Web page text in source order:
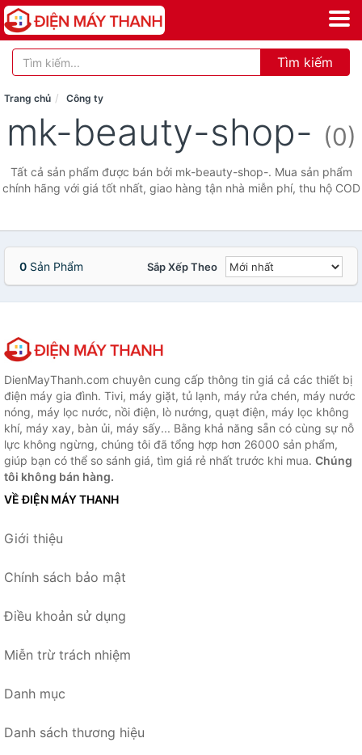
Tìm kiếm
Trang chủ Công ty
mk-beauty-shop- (0)
Tất cả sản phẩm được bán bởi mk-beauty-shop-. Mua sản phẩm
chính hãng với giá tốt nhất, giao hàng tận nhà miễn phí, thu hộ COD
0 Sản Phẩm Sắp Xếp Theo
DienMayThanh.com chuyên cung cấp thông tin giá cả các thiết bị
điện máy gia đình. Tivi, máy giặt, tủ lạnh, máy rửa chén, máy nước
nóng, máy lọc nước, nồi điện, lò nướng, quạt điện, máy lọc không
khí, máy xay, bàn ủi, máy sấy... Bằng khả năng sẵn có cùng sự nỗ
lực không ngừng, chúng tôi đã tổng hợp hơn 26000 sản phẩm,
giúp bạn có thể so sánh giá, tìm giá rẻ nhất trước khi mua. Chúng
tôi không bán hàng.
VỀ ĐIỆN MÁY THANH
Giới thiệu
Chính sách bảo mật
Điều khoản sử dụng
Miễn trừ trách nhiệm
Danh mục
Danh sách thương hiệu